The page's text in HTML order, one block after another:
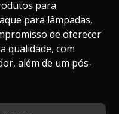
para
para lâmpadas,
de oferecer
qualidade, com
além de um pós-